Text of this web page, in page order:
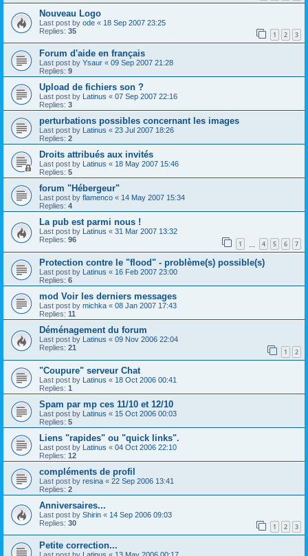
Nouveau Logo
Last post by ode « 18 Sep 2007 23:25
Replies: 35 1 2 3
Forum d'aide en français
Last post by Ysaur « 09 Sep 2007 21:28
Replies: 9
Upload de fichiers son ?
Last post by Latinus « 07 Sep 2007 22:16
Replies: 3
perturbations possibles concernant les images
Last post by Latinus « 23 Jul 2007 18:26
Replies: 2
Droits attribués aux invités
Last post by Latinus « 18 May 2007 15:46
Replies: 5
forum "Hébergeur"
Last post by flamenco « 14 May 2007 15:34
Replies: 4
La pub est parmi nous !
Last post by Latinus « 31 Mar 2007 13:32
Replies: 96 1 4 5 6 7
Protection contre le "flood" - problème(s) possible(s)
Last post by Latinus « 16 Feb 2007 23:00
Replies: 6
mod Voir les derniers messages
Last post by michka « 08 Jan 2007 17:43
Replies: 11
Déménagement du forum
Last post by Latinus « 09 Nov 2006 22:04
Replies: 21 1 2
"Coupure" serveur Chat
Last post by Latinus « 18 Oct 2006 00:41
Replies: 1
Spam par mp ces 11/10 et 12/10
Last post by Latinus « 15 Oct 2006 00:03
Replies: 5
Liens "rapides" ou "quick links".
Last post by Latinus « 04 Oct 2006 22:10
Replies: 12
compléments de profil
Last post by resina « 22 Sep 2006 13:41
Replies: 2
Anniversaires...
Last post by Shirin « 14 Sep 2006 09:03
Replies: 30 1 2 3
Petite correction...